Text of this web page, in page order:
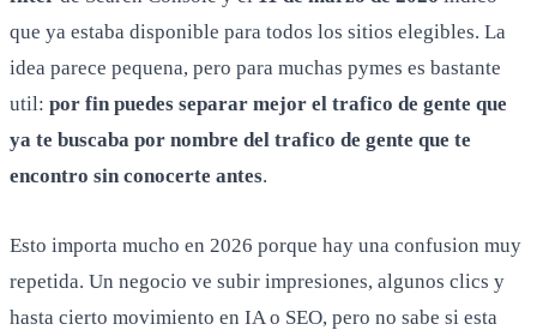
que ya estaba disponible para todos los sitios elegibles. La
idea parece pequena, pero para muchas pymes es bastante
util: por fin puedes separar mejor el trafico de gente que
ya te buscaba por nombre del trafico de gente que te
encontro sin conocerte antes.
Esto importa mucho en 2026 porque hay una confusion muy
repetida. Un negocio ve subir impresiones, algunos clics y
hasta cierto movimiento en IA o SEO, pero no sabe si esta